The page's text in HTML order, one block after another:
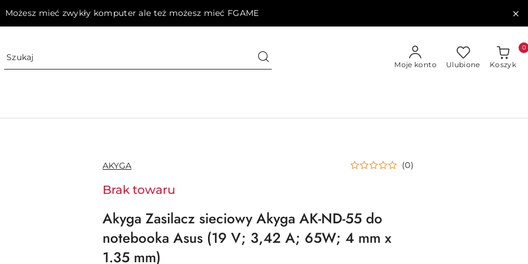
Możesz mieć zwykły komputer ale też możesz mieć FGAME
Moje konto Ulubione Koszyk
0
NAZWA
PRODUCENTA:
AKYGA (0)
Brak towaru
Akyga Zasilacz sieciowy Akyga AK-ND-55 do
notebooka Asus (19 V; 3,42 A; 65W; 4 mm x
1.35 mm)